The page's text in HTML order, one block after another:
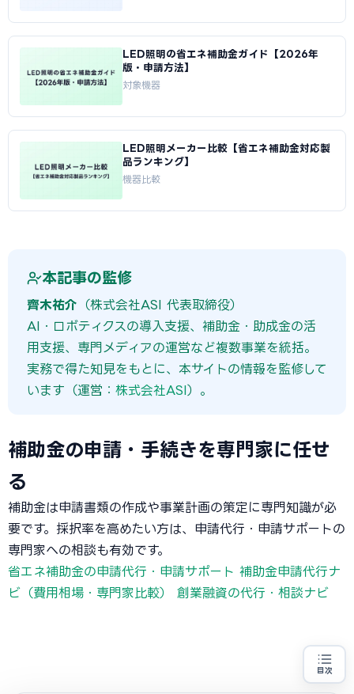
LED照明の省エネ補助金ガイド【2026年
版・申請方法】
対象機器
LED照明メーカー比較【省エネ補助金対応製
品ランキング】
機器比較
本記事の監修
齊木祐介 （株式会社ASI 代表取締役）
AI・ロボティクスの導入支援、補助金・助成金の活
用支援、専門メディアの運営など複数事業を統括。
実務で得た知見をもとに、本サイトの情報を監修して
います（運営： 株式会社ASI）。
補助金の申請・手続きを専門家に任せ
る
補助金は申請書類の作成や事業計画の策定に専門知識が必
要です。採択率を高めたい方は、申請代行・申請サポートの
専門家への相談も有効です。
省エネ補助金の申請代行・申請サポート 補助金申請代行ナ
ビ（費用相場・専門家比較）
創業融資の代行・相談ナビ
目次